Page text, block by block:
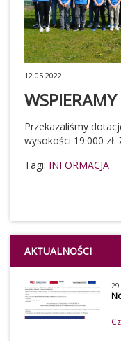
12.05.2022
Przekazaliśmy
wysokości 19.000
Tagi: INFORMACJA
AKTUALNOŚCI